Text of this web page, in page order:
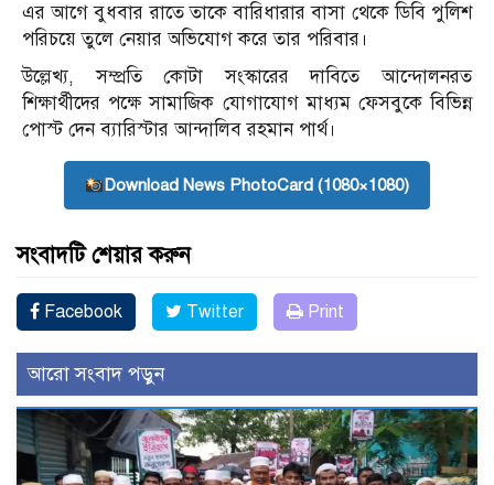
এর আগে বুধবার রাতে তাকে বারিধারার বাসা থেকে ডিবি পুলিশ
পরিচয়ে তুলে নেয়ার অভিযোগ করে তার পরিবার।
উল্লেখ্য, সম্প্রতি কোটা সংস্কারের দাবিতে আন্দোলনরত
শিক্ষার্থীদের পক্ষে সামাজিক যোগাযোগ মাধ্যম ফেসবুকে বিভিন্ন
পোস্ট দেন ব্যারিস্টার আন্দালিব রহমান পার্থ।
Download News PhotoCard (1080×1080)
সংবাদটি শেয়ার করুন
Facebook Twitter Print
আরো সংবাদ পড়ুন